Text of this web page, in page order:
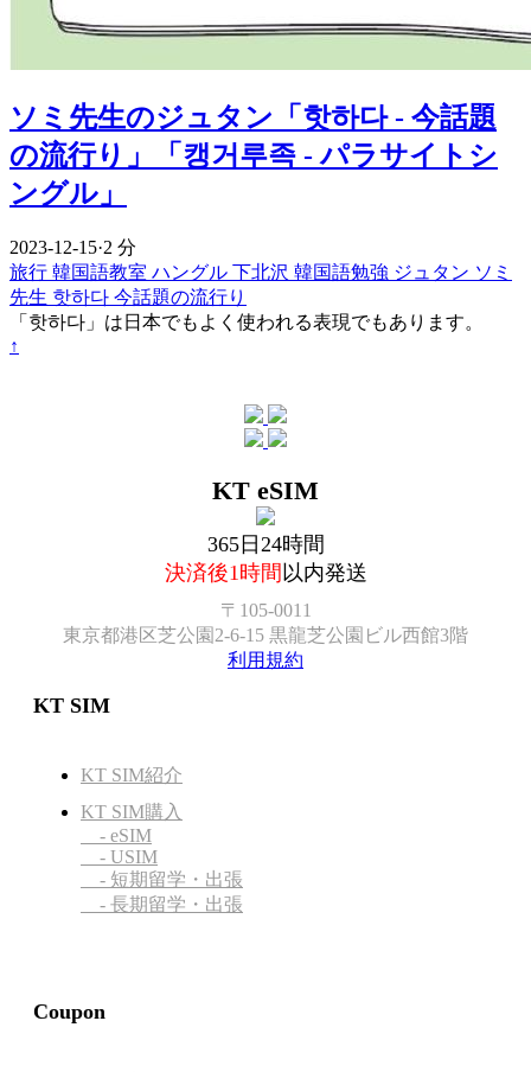
ソミ先生のジュタン「핫하다 - 今話題
の流行り」「캥거루족 - パラサイトシ
ングル」
2023-12-15·2 分
旅行 韓国語教室 ハングル 下北沢 韓国語勉強 ジュタン ソミ
先生 핫하다 今話題の流行り
「핫하다」は日本でもよく使われる表現でもあります。
↑
KT eSIM
365日24時間
決済後1時間 以内発送
〒105-0011
東京都港区芝公園2-6-15 黒龍芝公園ビル西館3階
利用規約
KT SIM
KT SIM紹介
KT SIM購入
- eSIM
- USIM
- 短期留学・出張
- 長期留学・出張
Coupon